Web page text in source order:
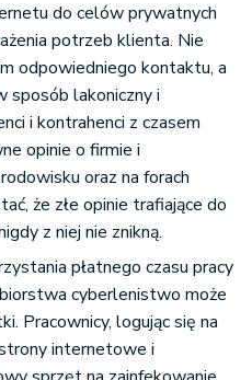
do celów prywatnych
potrzeb klienta. Nie
odpowiedniego kontaktu, a
sposób lakoniczny i
i kontrahenci z czasem
opinie o firmie i
oraz na forach
że złe opinie trafiające do
z niej nie znikną.
płatnego czasu pracy
cyberlenistwo może
Pracownicy, logując się na
internetowe i